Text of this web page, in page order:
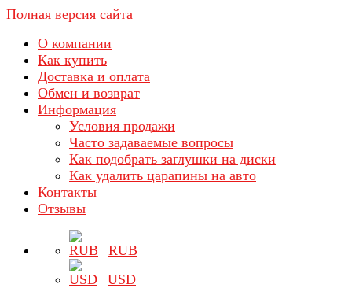
Полная версия сайта
О компании
Как купить
Доставка и оплата
Обмен и возврат
Информация
Условия продажи
Часто задаваемые вопросы
Как подобрать заглушки на диски
Как удалить царапины на авто
Контакты
Отзывы
RUB
USD